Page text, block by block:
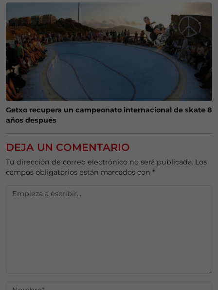
Getxo recupera un campeonato internacional de skate 8
años después
DEJA UN COMENTARIO
Tu dirección de correo electrónico no será publicada. Los
campos obligatorios están marcados con *